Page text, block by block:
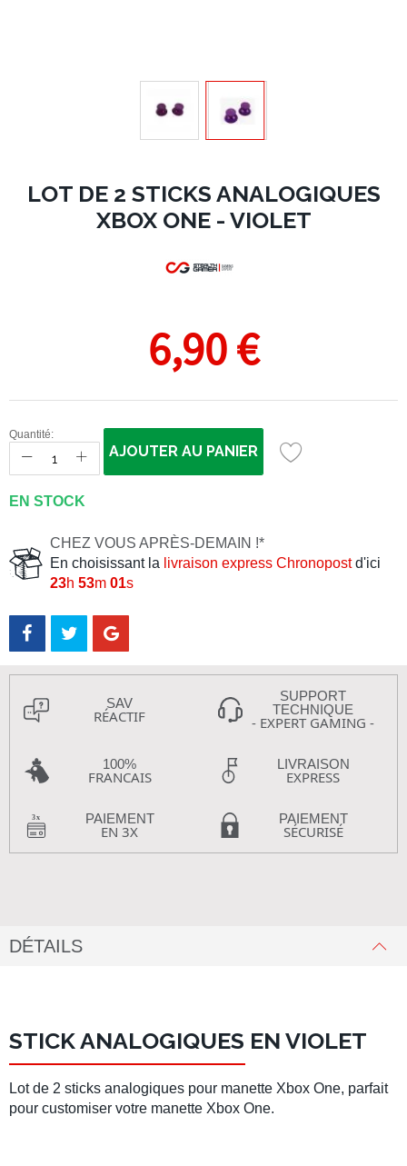
LOT DE 2 STICKS ANALOGIQUES
XBOX ONE - VIOLET
6,90 €
Quantité:
AJOUTER AU PANIER
EN STOCK
CHEZ VOUS APRÈS-DEMAIN !*
En choisissant la livraison express Chronopostd'ici
23h 53m 01s
SAV
RÉACTIF
SUPPORT
TECHNIQUE
- EXPERT GAMING -
100%
FRANCAIS
LIVRAISON
EXPRESS
PAIEMENT
EN 3X
PAIEMENT
SÉCURISÉ
DÉTAILS
STICK ANALOGIQUES EN VIOLET
Lot de 2 sticks analogiques pour manette Xbox One, parfait
pour customiser votre manette Xbox One.